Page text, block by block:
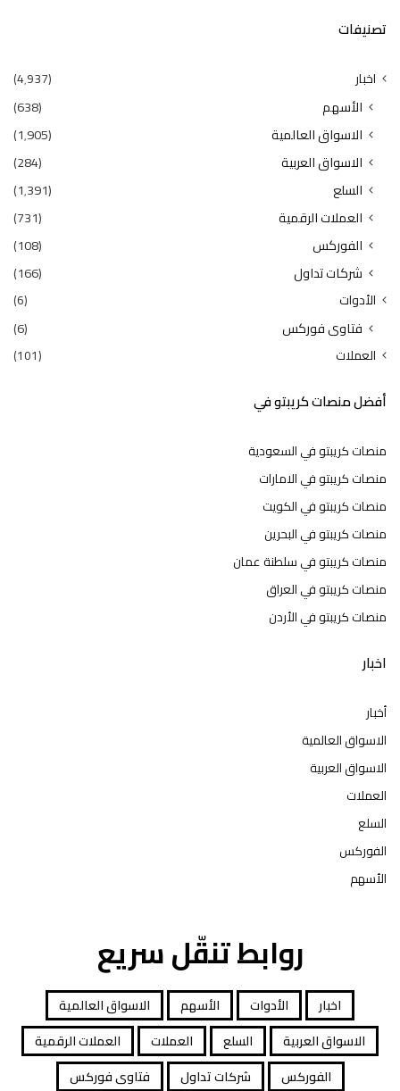
تصنيفات
اخبار (4٬937)
الأسهم
(638)
الاسواق العالمية
(1٬905)
الاسواق العربية
(284)
السلع
(1٬391)
العملات الرقمية
(731)
الفوركس
(108)
شركات تداول
(166)
الأدوات (6)
فتاوى فوركس (6)
العملات (101)
أفضل منصات كريبتو في
منصات كريبتو في السعودية
منصات كريبتو في الامارات
منصات كريبتو في الكويت
منصات كريبتو في البحرين
منصات كريبتو في سلطنة عمان
منصات كريبتو في العراق
منصات كريبتو في الأردن
اخبار
أخبار
الاسواق العالمية
الاسواق العربية
العملات
السلع
الفوركس
الأسهم
روابط تنقّل سريع
اخبار الأدوات الأسهم
الاسواق العالمية
الاسواق العربية
السلع العملات
العملات الرقمية
الفوركس
شركات تداول فتاوى فوركس